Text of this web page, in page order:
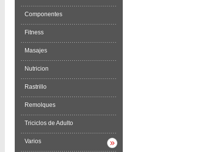
Componentes
Fitness
Masajes
Nutricion
Rastrillo
Remolques
Triciclos de Adulto
Varios